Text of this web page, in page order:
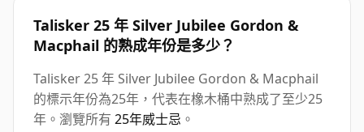
Talisker 25 年 Silver Jubilee Gordon &
Macphail 的熟成年份是多少？
Talisker 25 年 Silver Jubilee Gordon & Macphail
的標示年份為25年，代表在橡木桶中熟成了至少25
年。瀏覽所有 25年威士忌 。